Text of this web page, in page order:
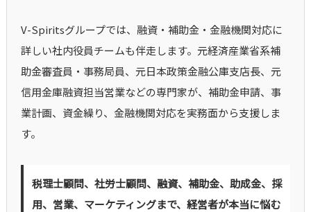
V-Spiritsグループでは、融資・補助金・金融機関対応に
詳しい社内役員チームも伴走します。元経済産業省系補
助金審査員・事務局員、元日本政策金融公庫支店長、元
信用金庫融資担当営業などの専門家が、補助金申請、事
業計画、資金繰り、金融機関対応を実務面から支援しま
す。
税理士顧問、社労士顧問、融資、補助金、助成金、採
用、営業、マーケティングまで、経営者が本当に悩む